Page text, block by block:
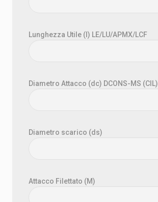
Lunghezza Utile (l) LE/LU/APMX/LCF
Diametro Attacco (dc) DCONS-MS (CIL)
Diametro scarico (ds)
Attacco Filettato (M)